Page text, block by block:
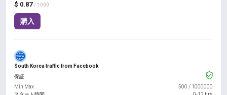
$ 0.87 / 1000
購入
South Korea traffic from Facebook
保証
Min Max
500 / 1000000